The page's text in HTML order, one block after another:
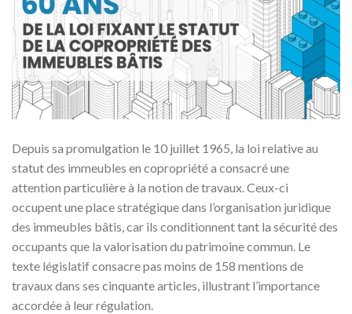
Depuis sa promulgation le 10 juillet 1965, la loi relative au
statut des immeubles en copropriété a consacré une
attention particulière à la notion de travaux. Ceux-ci
occupent une place stratégique dans l’organisation juridique
des immeubles bâtis, car ils conditionnent tant la sécurité des
occupants que la valorisation du patrimoine commun. Le
texte législatif consacre pas moins de 158 mentions de
travaux dans ses cinquante articles, illustrant l’importance
accordée à leur régulation.